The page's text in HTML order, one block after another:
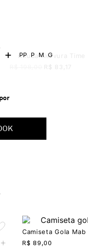
+Bermuda Nervura Time
R$ 83,17
PP P M G
+
Camiseta Gola
R$ 89,00